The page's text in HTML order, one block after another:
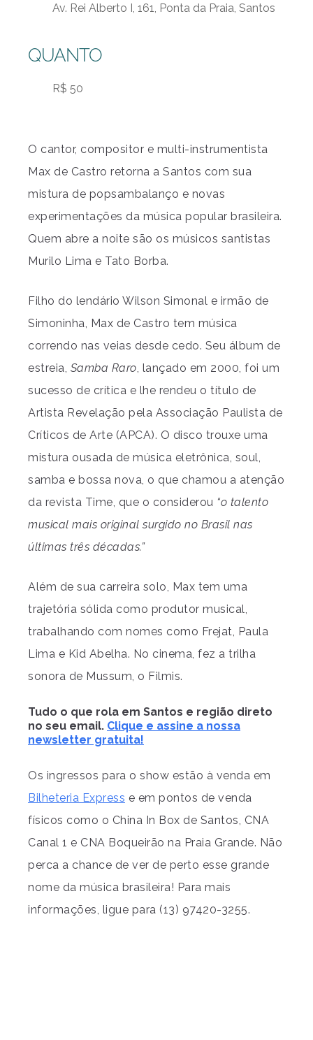
Av. Rei Alberto I, 161, Ponta da Praia, Santos
QUANTO
R$ 50
O cantor, compositor e multi-instrumentista
Max de Castro retorna a Santos com sua
mistura de popsambalanço e novas
experimentações da música popular brasileira.
Quem abre a noite são os músicos santistas
Murilo Lima e Tato Borba.
Filho do lendário Wilson Simonal e irmão de
Simoninha, Max de Castro tem música
correndo nas veias desde cedo. Seu álbum de
estreia, Samba Raro, lançado em 2000, foi um
sucesso de crítica e lhe rendeu o título de
Artista Revelação pela Associação Paulista de
Críticos de Arte (APCA). O disco trouxe uma
mistura ousada de música eletrônica, soul,
samba e bossa nova, o que chamou a atenção
da revista Time, que o considerou “o talento
musical mais original surgido no Brasil nas
últimas três décadas.”
Além de sua carreira solo, Max tem uma
trajetória sólida como produtor musical,
trabalhando com nomes como Frejat, Paula
Lima e Kid Abelha. No cinema, fez a trilha
sonora de Mussum, o Filmis.
Tudo o que rola em Santos e região direto
no seu email. Clique e assine a nossa
newsletter gratuita!
Os ingressos para o show estão à venda em
Bilheteria Express e em pontos de venda
físicos como o China In Box de Santos, CNA
Canal 1 e CNA Boqueirão na Praia Grande. Não
perca a chance de ver de perto esse grande
nome da música brasileira! Para mais
informações, ligue para (13) 97420-3255.